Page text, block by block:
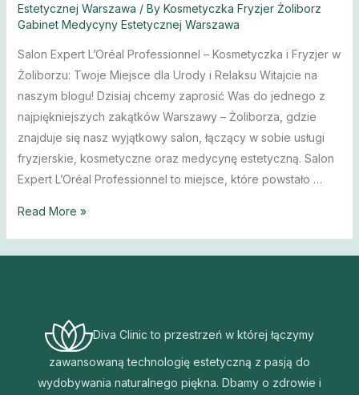
Estetycznej Warszawa / By Kosmetyczka Fryzjer Żoliborz
Gabinet Medycyny Estetycznej Warszawa
Salon Expert L’Oréal Professionnel – Kosmetyczka i Fryzjer w
Żoliborzu: Twoje Miejsce dla Urody i Relaksu Witajcie na
naszym blogu! Dzisiaj chcemy zaprosić Was do jednego z
najpiękniejszych zakątków Warszawy – Żoliborza, gdzie
znajduje się nasz wyjątkowy salon, łączący w sobie usługi
fryzjerskie, kosmetyczne oraz medycynę estetyczną. Salon
Expert L’Oréal Professionnel to miejsce, które powstało …
Salon
Żoliborz
Medycyny
Read More »
Diva Clinic to przestrzeń w której łączymy
zawansowaną technologię estetyczną z pasją do
wydobywania naturalnego piękna. Dbamy o zdrowie i